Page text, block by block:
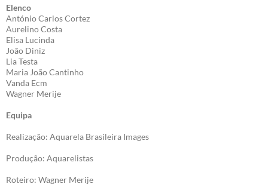
Elenco
António Carlos Cortez
Aurelino Costa
Elisa Lucinda
João Diniz
Lia Testa
Maria João Cantinho
Vanda Ecm
Wagner Merije
Equipa
Realização: Aquarela Brasileira Images
Produção: Aquarelistas
Roteiro: Wagner Merije